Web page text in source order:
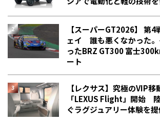
【スーパーGT2026】 第
ェイ 誰も悪くなかった
った――BRZ GT300 富士
ート
【レクサス】究極のVIP移
「LEXUS Flight」開始
ぐラグジュアリー体験を提